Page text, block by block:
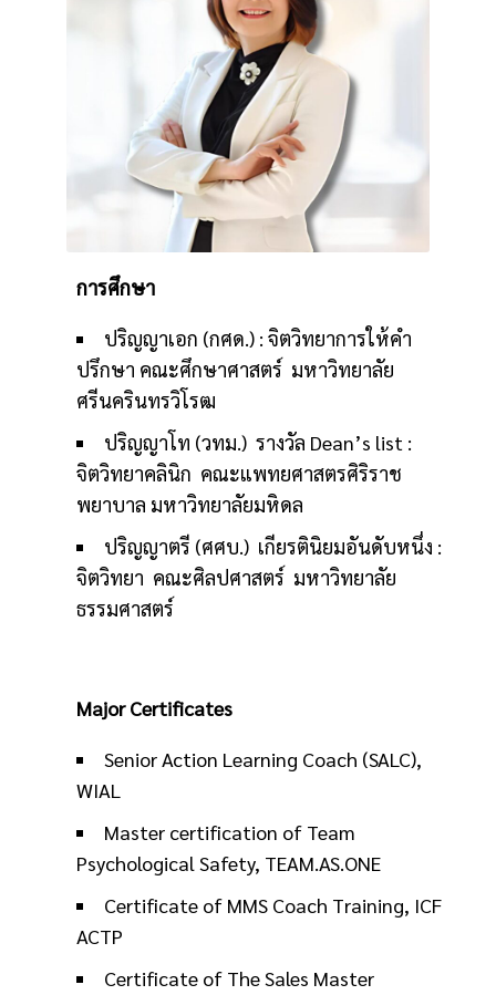
การศึกษา
ปริญญาเอก (กศด.) : จิตวิทยาการให้คำ
ปรึกษา คณะศึกษาศาสตร์ มหาวิทยาลัย
ศรีนครินทรวิโรฒ
ปริญญาโท (วทม.) รางวัล Dean’s list :
จิตวิทยาคลินิก คณะแพทยศาสตรศิริราช
พยาบาล มหาวิทยาลัยมหิดล
ปริญญาตรี (ศศบ.) เกียรตินิยมอันดับหนึ่ง :
จิตวิทยา คณะศิลปศาสตร์ มหาวิทยาลัย
ธรรมศาสตร์
Major Certificates
Senior Action Learning Coach (SALC),
WIAL
Master certification of Team
Psychological Safety, TEAM.AS.ONE
Certificate of MMS Coach Training, ICF
ACTP
Certificate of The Sales Master